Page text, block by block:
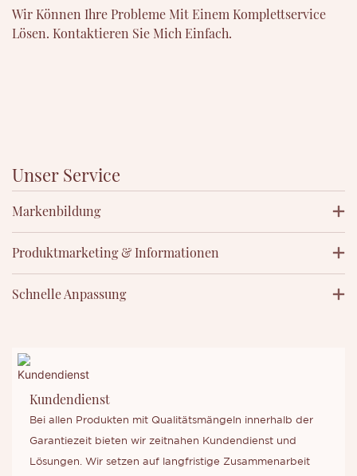
Wir Können Ihre Probleme Mit Einem Komplettservice
Lösen. Kontaktieren Sie Mich Einfach.
Unser Service
Markenbildung
Produktmarketing & Informationen
Schnelle Anpassung
Kundendienst
Bei allen Produkten mit Qualitätsmängeln innerhalb der
Garantiezeit bieten wir zeitnahen Kundendienst und
Lösungen. Wir setzen auf langfristige Zusammenarbeit